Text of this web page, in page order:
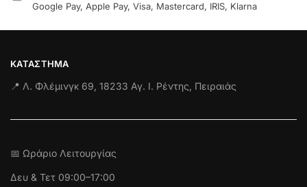
Google Pay, Apple Pay, Visa, Mastercard, IRIS, Klarna
ΚΑΤΆΣΤΗΜΑ
📍 Λ. Φλέμινγκ 69, 18233 Αγ. Ι. Ρέντης, Πειραιάς
📅 Ωράριο Λειτουργίας
Δευ & Τετ 09:00–17:00